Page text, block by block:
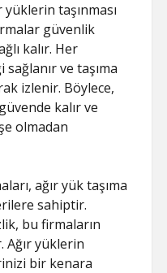
taşınması
güvenlik
kalır. Her
ve taşıma
izlenir. Böylece,
kalır ve
olmadan
ağır yük taşıma
sahiptir.
bu firmaların
Ağır yüklerin
bir kenara